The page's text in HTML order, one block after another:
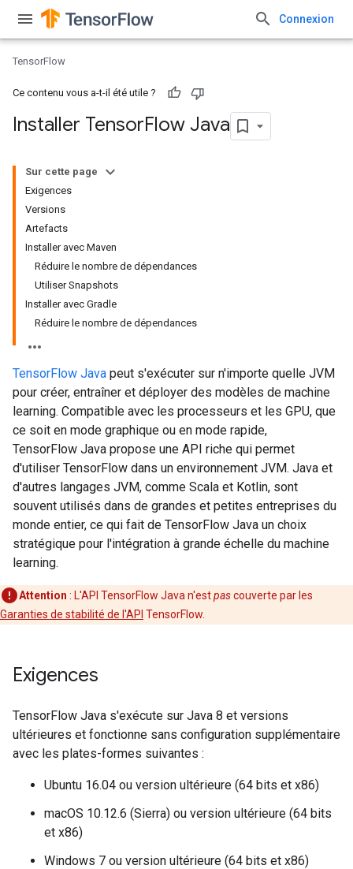
Connexion
TensorFlow
Ce contenu vous a-t-il été utile ?
Installer TensorFlow Java
Sur cette page
Exigences
Versions
Artefacts
Installer avec Maven
Réduire le nombre de dépendances
Utiliser Snapshots
Installer avec Gradle
Réduire le nombre de dépendances
TensorFlow Java peut s'exécuter sur n'importe quelle JVM
pour créer, entraîner et déployer des modèles de machine
learning. Compatible avec les processeurs et les GPU, que
ce soit en mode graphique ou en mode rapide,
TensorFlow Java propose une API riche qui permet
d'utiliser TensorFlow dans un environnement JVM. Java et
d'autres langages JVM, comme Scala et Kotlin, sont
souvent utilisés dans de grandes et petites entreprises du
monde entier, ce qui fait de TensorFlow Java un choix
stratégique pour l'intégration à grande échelle du machine
learning.
Attention : L'API TensorFlow Java n'estpascouverte par les
Garanties de stabilité de l'API TensorFlow.
Exigences
TensorFlow Java s'exécute sur Java 8 et versions
ultérieures et fonctionne sans configuration supplémentaire
avec les plates-formes suivantes :
Ubuntu 16.04 ou version ultérieure (64 bits et x86)
macOS 10.12.6 (Sierra) ou version ultérieure (64 bits
et x86)
Windows 7 ou version ultérieure (64 bits et x86)